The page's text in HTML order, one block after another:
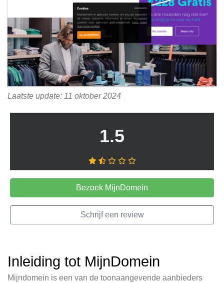
Laatste update: 11 oktober 2024
1.5
Bezoek MijnDomein
Schrijf een review
Inleiding tot MijnDomein
Mijndomein is een van de toonaangevende aanbieders